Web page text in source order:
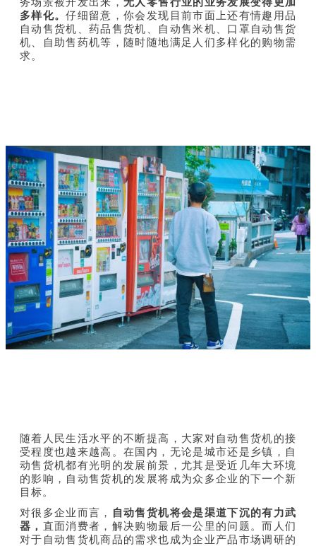
多样化。仔细留意，你会发现目前市面上还有情趣用品
自动售货机、药品售货机、自动售米机、口罩自动售货
机、自助售药机等，随时随地满足人们多样化的购物需
求。
随着人民生活水平的不断提高，大家对自动售货机的接
受程度也越来越高。在国内，无论是城市还是乡镇，自
动售货机都有光明的发展前景，尤其是受近几年大环境
的影响，自动售货机的发展将成为众多企业的下一个新
目标。
对很多企业而言，
自动售货机将会是渠道下沉的有力武
器， 直面消费者，解决购物最后一公里的问题。而人们
对于自动售货机商品的需求也成为企业产品市场调研的